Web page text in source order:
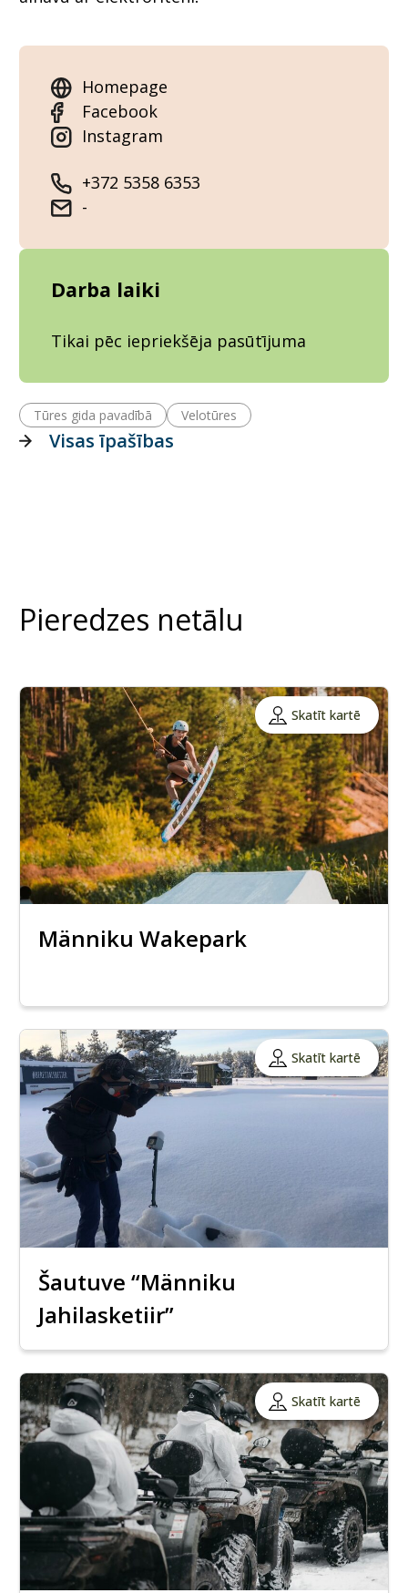
Homepage
Facebook
Instagram
+372 5358 6353
-
Darba laiki
Tikai pēc iepriekšēja pasūtījuma
Tūres gida pavadībā Velotūres
Visas īpašības
Pieredzes netālu
Skatīt kartē
Männiku Wakepark
Skatīt kartē
Šautuve “Männiku
Jahilasketiir”
Skatīt kartē